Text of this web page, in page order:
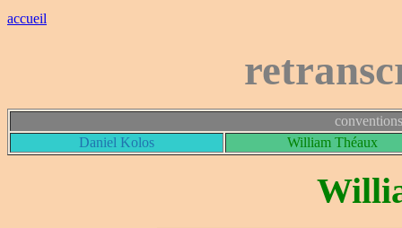
accueil
Daniel Kolos
William Théaux